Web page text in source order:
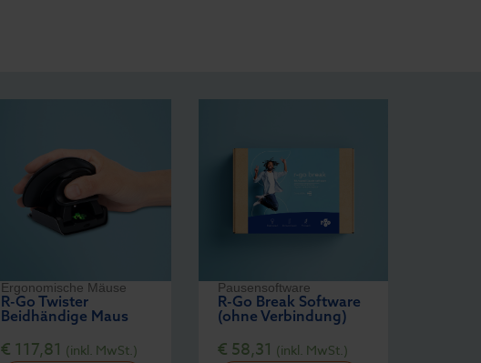
Ergonomische Mäuse
R-Go Twister
Beidhändige Maus
€ 117,81 (inkl. MwSt.)
Pausensoftware
R-Go Break Software
(ohne Verbindung)
€ 58,31 (inkl. MwSt.)